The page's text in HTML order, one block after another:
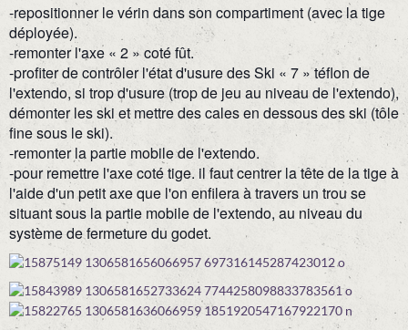
-repositionner le vérin dans son compartiment (avec la tige
déployée).
-remonter l'axe « 2 » coté fût.
-profiter de contrôler l'état d'usure des Ski « 7 » téflon de
l'extendo, si trop d'usure (trop de jeu au niveau de l'extendo),
démonter les ski et mettre des cales en dessous des ski (tôle
fine sous le ski).
-remonter la partie mobile de l'extendo.
-pour remettre l'axe coté tige. il faut centrer la tête de la tige à
l'aide d'un petit axe que l'on enfilera à travers un trou se
situant sous la partie mobile de l'extendo, au niveau du
système de fermeture du godet.